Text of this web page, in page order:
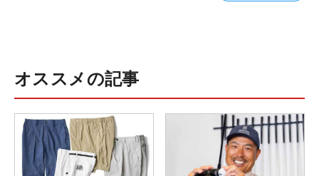
オススメの記事